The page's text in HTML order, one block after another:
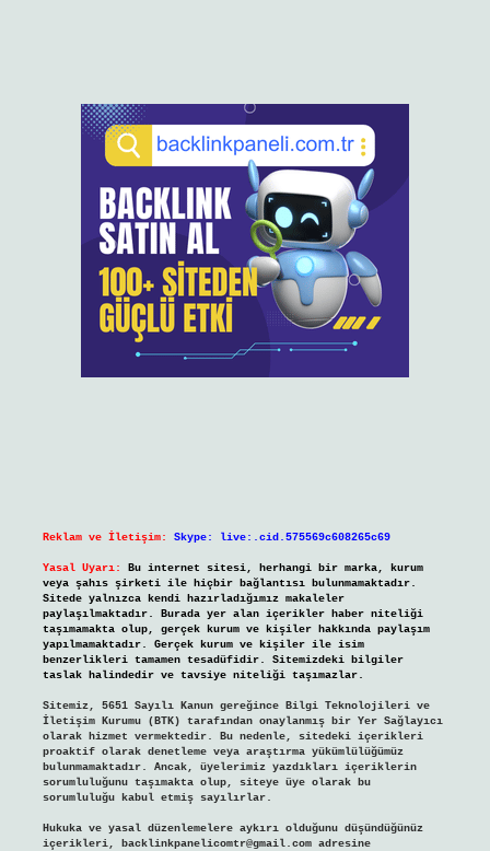
Reklam ve İletişim: Skype: live:.cid.575569c608265c69
Yasal Uyarı:
Bu internet sitesi, herhangi bir marka, kurum
veya şahıs şirketi ile hiçbir bağlantısı bulunmamaktadır.
Sitede yalnızca kendi hazırladığımız makaleler
paylaşılmaktadır. Burada yer alan içerikler haber niteliği
taşımamakta olup, gerçek kurum ve kişiler hakkında paylaşım
yapılmamaktadır. Gerçek kurum ve kişiler ile isim
benzerlikleri tamamen tesadüfidir. Sitemizdeki bilgiler
taslak halindedir ve tavsiye niteliği taşımazlar.
Sitemiz, 5651 Sayılı Kanun gereğince Bilgi Teknolojileri ve
İletişim Kurumu (BTK) tarafından onaylanmış bir Yer Sağlayıcı
olarak hizmet vermektedir. Bu nedenle, sitedeki içerikleri
proaktif olarak denetleme veya araştırma yükümlülüğümüz
bulunmamaktadır. Ancak, üyelerimiz yazdıkları içeriklerin
sorumluluğunu taşımakta olup, siteye üye olarak bu
sorumluluğu kabul etmiş sayılırlar.
Hukuka ve yasal düzenlemelere aykırı olduğunu düşündüğünüz
içerikleri,
backlinkpanelicomtr@gmail.comadresine